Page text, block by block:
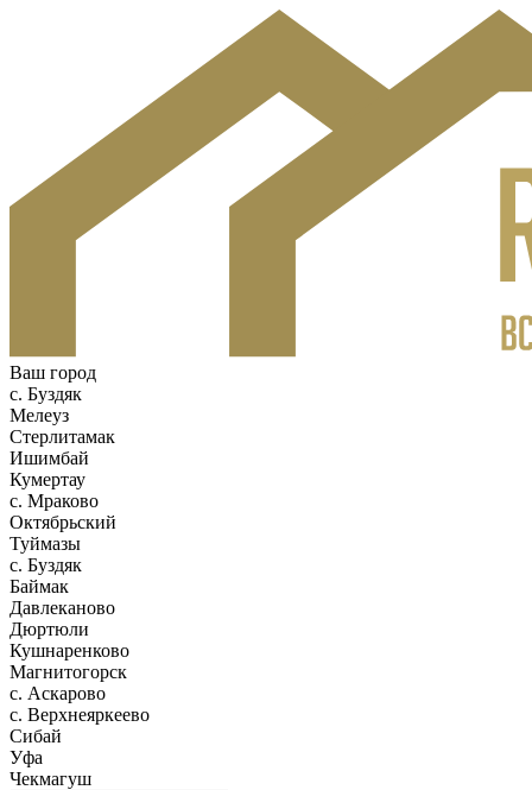
Ваш город
c. Буздяк
Мелеуз
Стерлитамак
Ишимбай
Кумертау
c. Мраково
Октябрьский
Туймазы
c. Буздяк
Баймак
Давлеканово
Дюртюли
Кушнаренково
Магнитогорск
с. Аскарово
с. Верхнеяркеево
Сибай
Уфа
Чекмагуш